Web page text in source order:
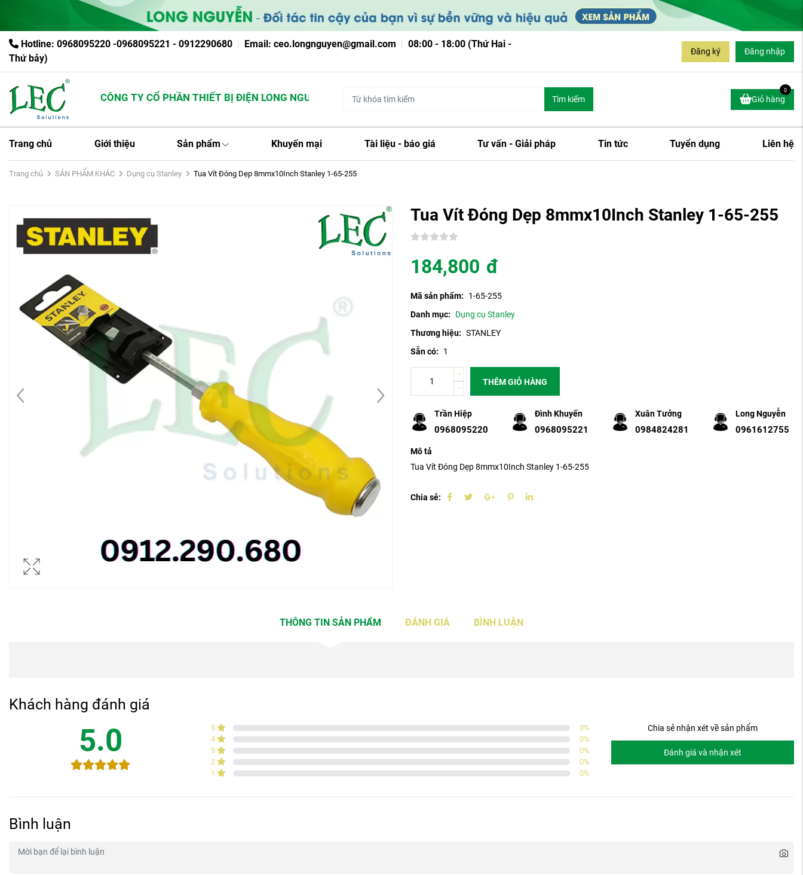
Hotline: 0968095220 -0968095221 - 0912290680 Email: ceo.longnguyen@gmail.com
08:00 - 18:00 (Thứ Hai -
Thứ bảy)
Đăng ký Đăng nhập
CÔNG TY CỔ PHẦN THIẾT BỊ ĐIỆN LONG NGUYỄN Tìm kiếm Giỏ hàng
0
Trang chủ Giới thiệu Sản phẩm Khuyến mại Tài liệu - báo giá Tư vấn - Giải pháp Tin tức Tuyển dụng Liên hệ
Trang chủ SẢN PHẨM KHÁC Dụng cụ Stanley Tua Vít Đóng Dẹp 8mmx10Inch Stanley 1-65-255
Tua Vít Đóng Dẹp 8mmx10Inch Stanley 1-65-255
184,800 đ
Mã sản phẩm:
1-65-255
Danh mục:
Dụng cụ Stanley
Thương hiệu: STANLEY
Sẵn có:
1
THÊM GIỎ HÀNG
Trần Hiệp
0968095220
Đình Khuyến
0968095221
Xuân Tưởng
0984824281
Long Nguyễn
0961612755
Mô tả
Tua Vít Đóng Dẹp 8mmx10Inch Stanley 1-65-255
Chia sẻ:
THÔNG TIN SẢN PHẨM ĐÁNH GIÁ BÌNH LUẬN
Khách hàng đánh giá
5.0 5 0%
4
0%
3
0%
2
0%
1
0%
Chia sẻ nhận xét về sản phẩm
Đánh giá và nhận xét
Bình luận